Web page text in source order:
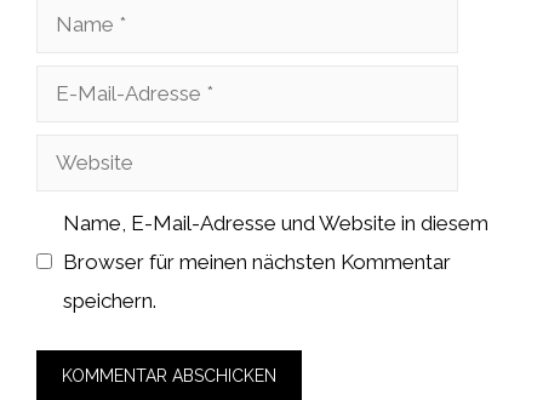
Name
Adresse
Website
Name, E-Mail-Adresse und Website in diesem
Browser für meinen nächsten Kommentar
speichern.